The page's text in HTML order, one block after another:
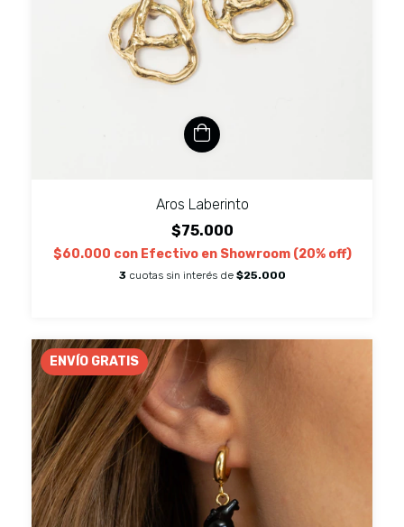
Aros Laberinto
$75.000
$60.000 con Efectivo en Showroom (20% off)
3 cuotas sin interés de $25.000
ENVÍO GRATIS